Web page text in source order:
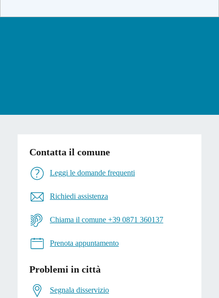
Contatta il comune
Leggi le domande frequenti
Richiedi assistenza
Chiama il comune +39 0871 360137
Prenota appuntamento
Problemi in città
Segnala disservizio